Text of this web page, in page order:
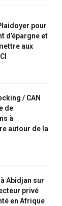
pour
d’épargne et
aux
/ CAN
de
à
autour de la
Abidjan sur
privé
en Afrique